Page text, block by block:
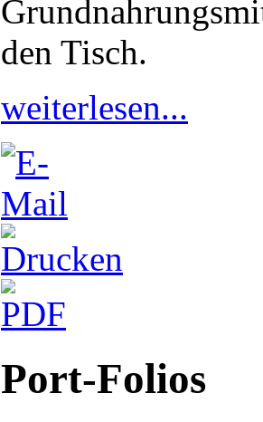
den Tisch.
weiterlesen...
Port-Folios